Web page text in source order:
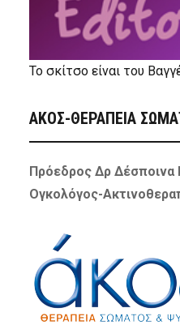
Το σκίτσο είναι του
ΑΚΟΣ-ΘΕΡΑΠΕΙΑ
Πρόεδρος Δρ
Ογκολόγος-